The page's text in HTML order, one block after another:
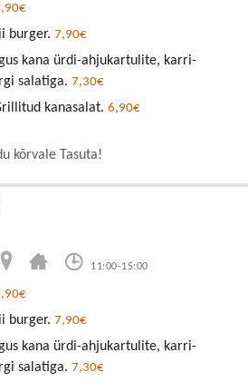
burger. 7,90€
kana ürdi-ahjukartulite, karri-
salatiga. 7,30€
kanasalat. 6,90€
kõrvale Tasuta!
11:00-15:00
burger. 7,90€
kana ürdi-ahjukartulite, karri-
salatiga. 7,30€